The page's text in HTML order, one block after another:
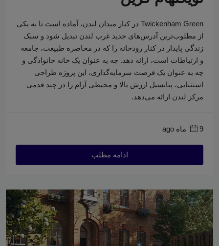
Twickenham Green در کنار میدان لندن، آماده است تا به یکی
از مطلوب‌ترین آدرس‌های جدید غرب لندن تبدیل شود و سبک
زندگی پایدار در کنار رودخانه را که در محاصره طبیعت، جامعه
و ارتباطات است، ارائه دهد. چه به عنوان یک خانه خانوادگی و
چه به عنوان یک فرصت سرمایه‌گذاری، این پروژه طراحی
استثنایی، پتانسیل ارزش بالا و محیطی آرام را در چند قدمی
مرکز لندن ارائه می‌دهد.
9 ماه ago
ادامه مطلب